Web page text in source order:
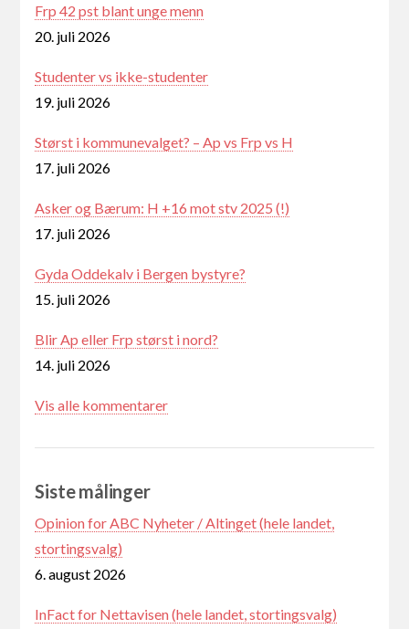
Frp 42 pst blant unge menn
20. juli 2026
Studenter vs ikke-studenter
19. juli 2026
Størst i kommunevalget? – Ap vs Frp vs H
17. juli 2026
Asker og Bærum: H +16 mot stv 2025 (!)
17. juli 2026
Gyda Oddekalv i Bergen bystyre?
15. juli 2026
Blir Ap eller Frp størst i nord?
14. juli 2026
Vis alle kommentarer
Siste målinger
Opinion for ABC Nyheter / Altinget (hele landet,
stortingsvalg)
6. august 2026
InFact for Nettavisen (hele landet, stortingsvalg)